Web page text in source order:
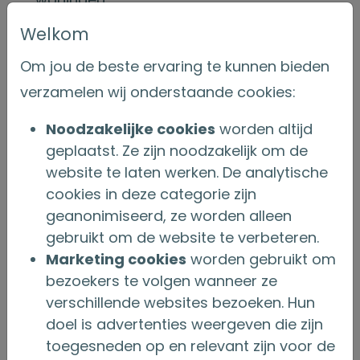
daarmee ook de nalatenschap. Ook kan
het opnemen van overwaarde invloed
hebben op toeslagen.
het opnemen van overwaarde is complex,
omdat het fiscale gevolgen kan hebben.
Wordt het bedrag op een spaarrekening
gezet? Dan kan dit leiden tot extra
belasting in box 3.
Een sleutelrol voor de adviseur
Overwaarde bij ouderen biedt kansen voor
comfortabel en duurzaam wonen. Voor de
adviseur ligt een sleutelrol bij deze steeds
Welkom
Om jou de beste ervaring te kunnen bieden
verzamelen wij onderstaande cookies:
Noodzakelijke cookies worden altijd
geplaatst. Ze zijn noodzakelijk om de
website te laten werken. De analytische
cookies in deze categorie zijn
geanonimiseerd, ze worden alleen
gebruikt om de website te verbeteren.
Marketing cookies worden gebruikt om
bezoekers te volgen wanneer ze
verschillende websites bezoeken. Hun
doel is advertenties weergeven die zijn
toegesneden op en relevant zijn voor de